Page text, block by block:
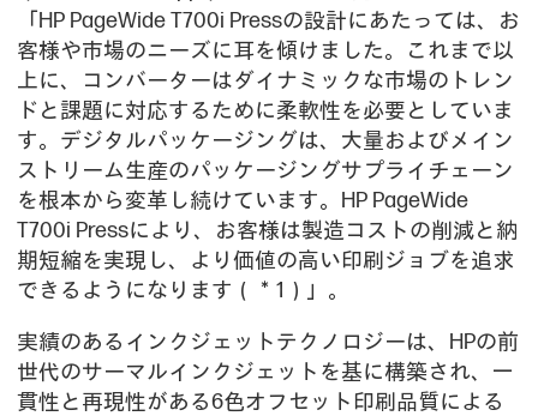
「HP PageWide T700i Pressの設計にあたっては、お
客様や市場のニーズに耳を傾けました。これまで以
上に、コンバーターはダイナミックな市場のトレン
ドと課題に対応するために柔軟性を必要としていま
す。デジタルパッケージングは、大量およびメイン
ストリーム生産のパッケージングサプライチェーン
を根本から変革し続けています。HP PageWide
T700i Pressにより、お客様は製造コストの削減と納
期短縮を実現し、より価値の高い印刷ジョブを追求
できるようになります（＊1）」。
実績のあるインクジェットテクノロジーは、HPの前
世代のサーマルインクジェットを基に構築され、一
貫性と再現性がある6色オフセット印刷品質による